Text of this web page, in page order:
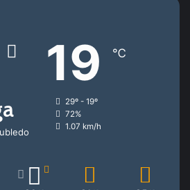
19 ℃
29º - 19º
72%
1.07 km/h